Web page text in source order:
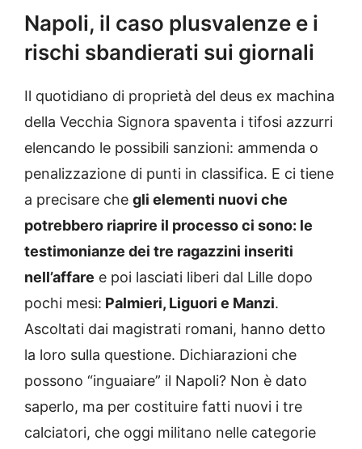
Napoli, il caso plusvalenze e i
rischi sbandierati sui giornali
Il quotidiano di proprietà del deus ex machina
della Vecchia Signora spaventa i tifosi azzurri
elencando le possibili sanzioni: ammenda o
penalizzazione di punti in classifica. E ci tiene
a precisare che gli elementi nuovi che
potrebbero riaprire il processo ci sono: le
testimonianze dei tre ragazzini inseriti
nell’affare e poi lasciati liberi dal Lille dopo
pochi mesi: Palmieri, Liguori e Manzi.
Ascoltati dai magistrati romani, hanno detto
la loro sulla questione. Dichiarazioni che
possono “inguaiare” il Napoli? Non è dato
saperlo, ma per costituire fatti nuovi i tre
calciatori, che oggi militano nelle categorie